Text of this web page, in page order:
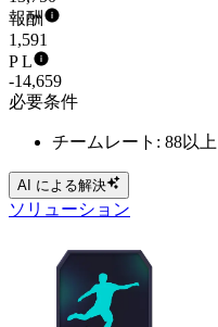
報酬
1,591
P L
-14,659
必要条件
チームレート: 88以上
AI による解決
ソリューション